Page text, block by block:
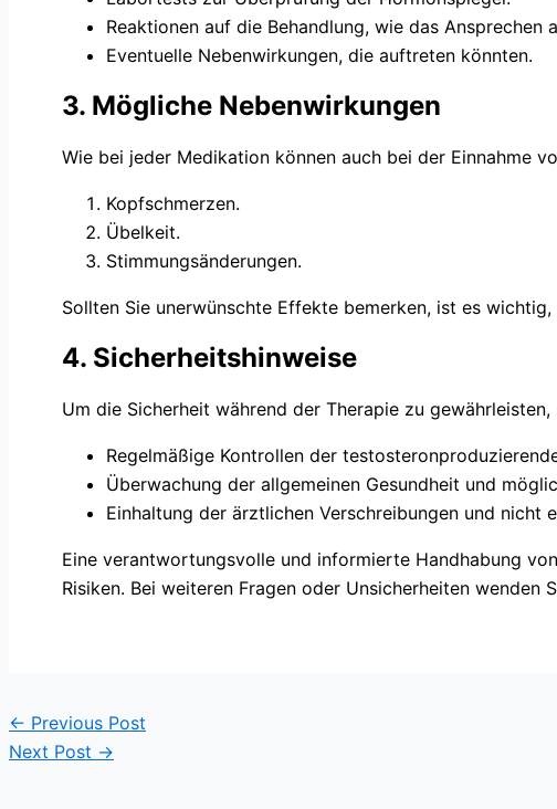
Reaktionen auf die Behandlung, wie das Ansprechen
Eventuelle Nebenwirkungen, die auftreten könnten.
3. Mögliche Nebenwirkungen
Wie bei jeder Medikation können auch bei der Einnahme
Kopfschmerzen.
Übelkeit.
Stimmungsänderungen.
Sollten Sie unerwünschte Effekte bemerken, ist es
4. Sicherheitshinweise
Um die Sicherheit während der Therapie zu
Regelmäßige Kontrollen der
Überwachung der allgemeinen Gesundheit und
Einhaltung der ärztlichen Verschreibungen und nicht
Eine verantwortungsvolle und informierte Handhabung
Risiken. Bei weiteren Fragen oder Unsicherheiten wenden
← Previous Post
Next Post →